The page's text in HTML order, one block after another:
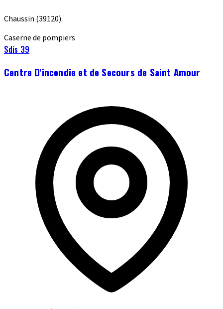
Chaussin (39120)
Caserne de pompiers
Sdis 39
Centre D'incendie et de Secours de Saint Amour